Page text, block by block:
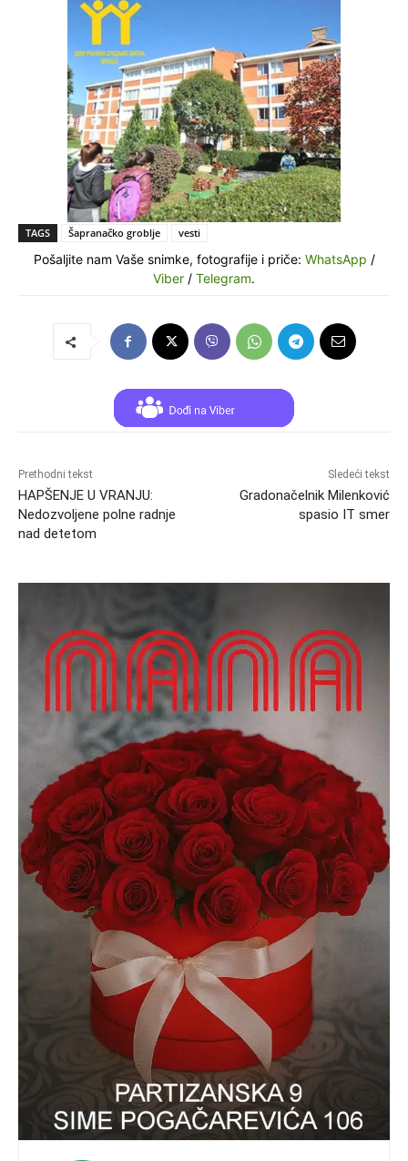
TAGS Šapranačko groblje vesti
Pošaljite nam Vaše snimke, fotografije i priče: WhatsApp /
Viber / Telegram.
Prethodni tekst
HAPŠENJE U VRANJU:
Nedozvoljene polne radnje
nad detetom
Sledeći tekst
Gradonačelnik Milenković
spasio IT smer